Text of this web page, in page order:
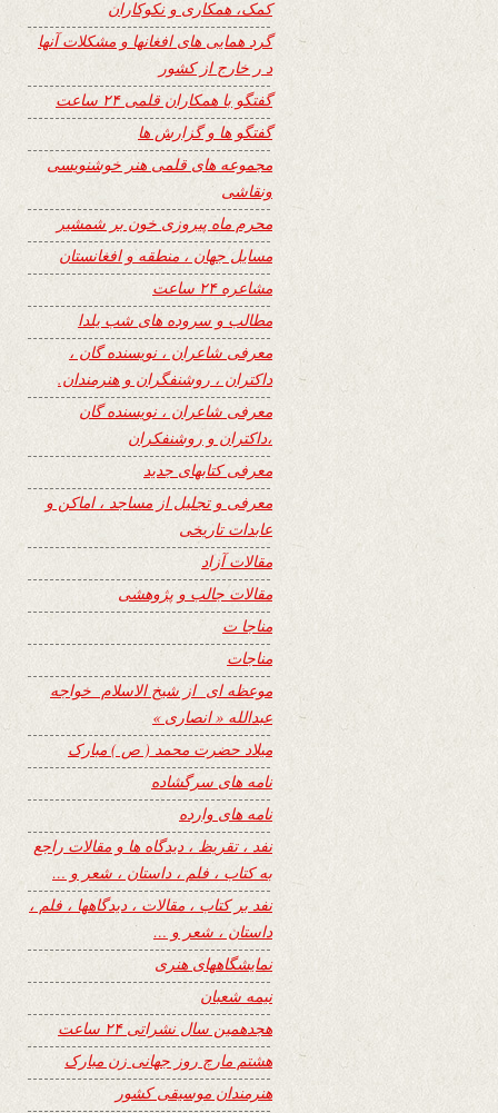
کمک، همکاری و نکوکاران
گرد همایی های افغانها و مشکلات آنها
د ر خارج از کشور
گفتگو با همکاران قلمی ۲۴ ساعت
گفتگو ها و گزارش ها
مجموعه های قلمی هنر خوشنویسی
ونقاشی
محرم ماه پیروزی خون بر شمشیر
مسایل جهان ، منطقه و افغانستان
مشاعره ۲۴ ساعت
مطالب و سروده های شب یلدا
معرفی شاعران ، نویسنده گان ،
داکتران ، روشنفگران و هنرمندان.
معرفی شاعران ، نویسنده گان
،داکتران و روشنفکران
معرفی کتابهای جدید
معرفی و تجلیل از مساجد ، اماکن و
عابدات تاریخی
مقالات آزاد
مقالات جالب و پژوهشی
مناجا ت
مناجات
موعظه ای از شیخ الاسلام خواجه
عبدالله « انصاری »
میلاد حضرت محمد ( ص ) مبارک
نامه های سرگشاده
نامه های وارده
نفد ، تقریظ ، دیدگاه ها و مقالات راجع
به کتاب ، فلم ، داستان ، شعر و …
نفد بر کتاب ، مقالات ، دیدگاهها ، فلم ،
داستان ، شعر و …
نمایشگاههای هنری
نیمه شعبان
هجدهمین سال نشراتی ۲۴ ساعت
هشتم مارچ روز جهانی زن مبارک
هنرمندان موسیقی کشور